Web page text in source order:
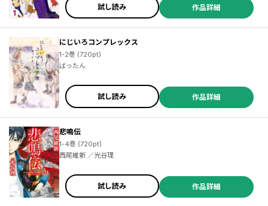
試し読み 作品詳細
にじいろコンプレックス
1-2巻 (720pt)
ばったん
試し読み 作品詳細
悲鳴伝
1-4巻 (720pt)
西尾維新 ／光谷理
試し読み 作品詳細